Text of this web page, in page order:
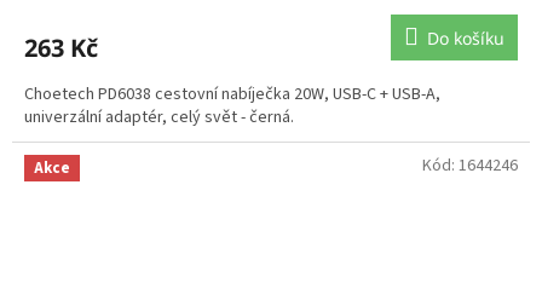
263 Kč Do košíku
Choetech PD6038 cestovní nabíječka 20W, USB-C + USB-A,
univerzální adaptér, celý svět - černá.
Akce Kód: 1644246